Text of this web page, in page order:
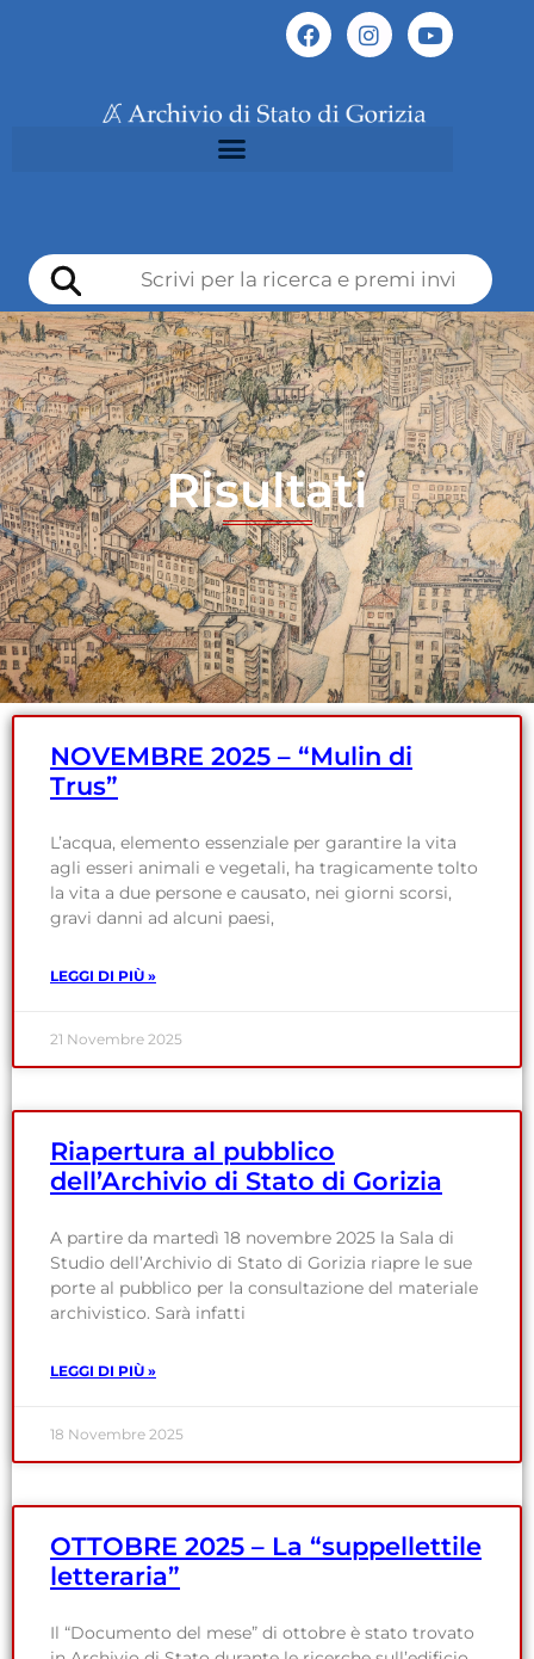
Risultati
NOVEMBRE 2025 – “Mulin di
Trus”
L’acqua, elemento essenziale per garantire la vita
agli esseri animali e vegetali, ha tragicamente tolto
la vita a due persone e causato, nei giorni scorsi,
gravi danni ad alcuni paesi,
LEGGI DI PIÙ »
21 Novembre 2025
Riapertura al pubblico
dell’Archivio di Stato di Gorizia
A partire da martedì 18 novembre 2025 la Sala di
Studio dell’Archivio di Stato di Gorizia riapre le sue
porte al pubblico per la consultazione del materiale
archivistico. Sarà infatti
LEGGI DI PIÙ »
18 Novembre 2025
OTTOBRE 2025 – La “suppellettile
letteraria”
Il “Documento del mese” di ottobre è stato trovato